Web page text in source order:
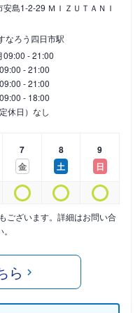
島1-2-29 ＭＩＺＵＴＡＮＩ
なろう四日市駅
09:00 - 21:00
09:00 - 21:00
09:00 - 21:00
09:00 - 18:00
定休日）なし
7
金
8
土
9
日
ございます。詳細はお問い合
ら